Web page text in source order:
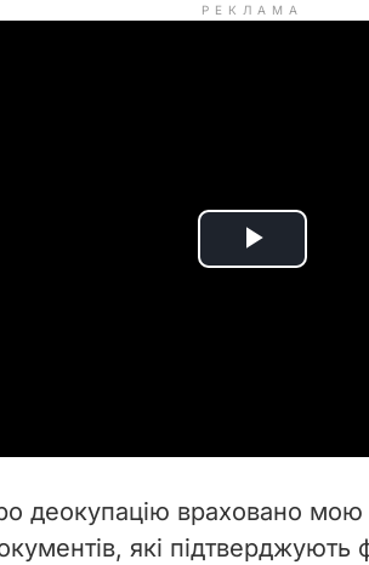
РЕКЛАМА
P
i
деокупацію враховано
які підтверджують